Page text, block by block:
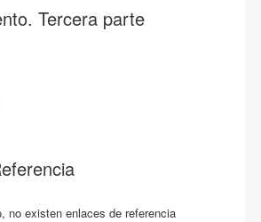
Tercera parte
no existen enlaces de referencia